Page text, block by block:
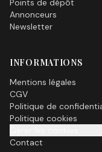
Points de dépôt
Annonceurs
Newsletter
INFORMATIONS
Mentions légales
CGV
Politique de
Politique cookies
Contact